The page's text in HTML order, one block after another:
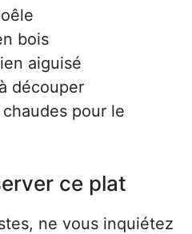
bois
aiguisé
découper
pour le
ce plat
ne vous inquiétez